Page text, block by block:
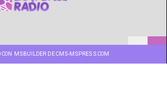
CON MSBUILDER DE CMS-MSPRESS.COM